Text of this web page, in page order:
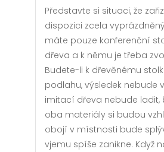
Představte si situaci, že
dispozici zcela
máte pouze konferenční
dřeva a k němu je třeba
Budete-li k dřevěnému
podlahu, výsledek nebude
imitací dřeva nebude ladit,
oba materiály si budou
obojí v místnosti bude
vjemu spíše zanikne. Když